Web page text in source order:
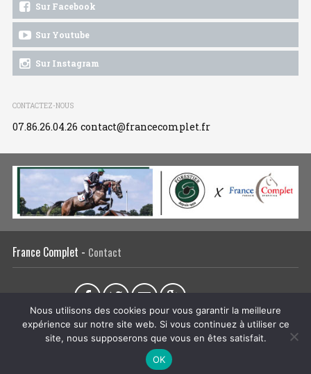
Sur Facebook
Sur Youtube
Sur Instagram
CONTACTEZ-NOUS
07.86.26.04.26 contact@francecomplet.fr
France Complet - Contact
L’association Actualités Tous les évènements
Liens utiles
Régie publicitaire Plan du site Mentions légales
Nous utilisons des cookies pour vous garantir la meilleure
expérience sur notre site web. Si vous continuez à utiliser ce
site, nous supposerons que vous en êtes satisfait.
OK